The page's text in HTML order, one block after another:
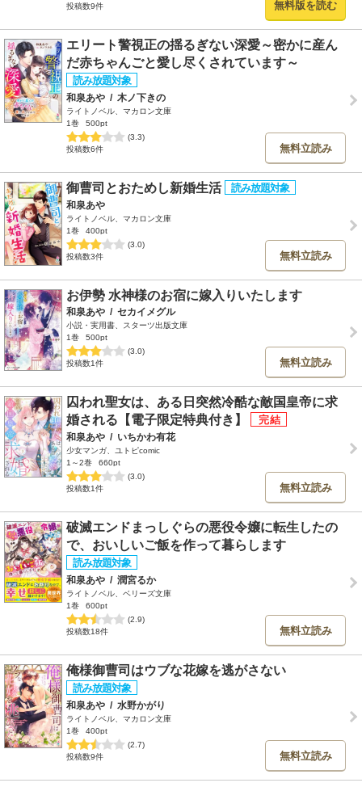
投稿数9件 無料版を読む
エリート警視正の揺るぎない深愛～密かに産ん
だ赤ちゃんごと愛し尽くされています～
和泉あや / 木ノ下きの
ライトノベル、マカロン文庫
1巻
500pt
(3.3)
投稿数6件
無料立読み
御曹司とおためし新婚生活
和泉あや
ライトノベル、マカロン文庫
1巻
400pt
(3.0)
投稿数3件
無料立読み
お伊勢 水神様のお宿に嫁入りいたします
和泉あや / セカイメグル
小説・実用書、スターツ出版文庫
1巻
500pt
(3.0)
投稿数1件
無料立読み
囚われ聖女は、ある日突然冷酷な敵国皇帝に求
婚される【電子限定特典付き】
和泉あや / いちかわ有花
少女マンガ、ユトピcomic
1～2巻
660pt
(3.0)
投稿数1件
無料立読み
破滅エンドまっしぐらの悪役令嬢に転生したの
で、おいしいご飯を作って暮らします
和泉あや / 潤宮るか
ライトノベル、ベリーズ文庫
1巻
600pt
(2.9)
投稿数18件
無料立読み
俺様御曹司はウブな花嫁を逃がさない
和泉あや / 水野かがり
ライトノベル、マカロン文庫
1巻
400pt
(2.7)
投稿数9件
無料立読み